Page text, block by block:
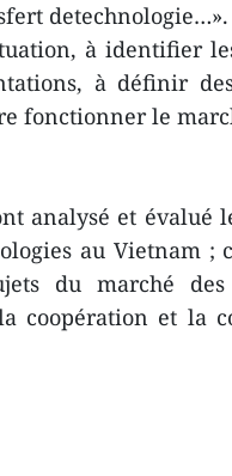
detechnologie…».
à identifier
à définir
fonctionner le
analysé et évalué
au Vietnam ;
du marché
coopération et la